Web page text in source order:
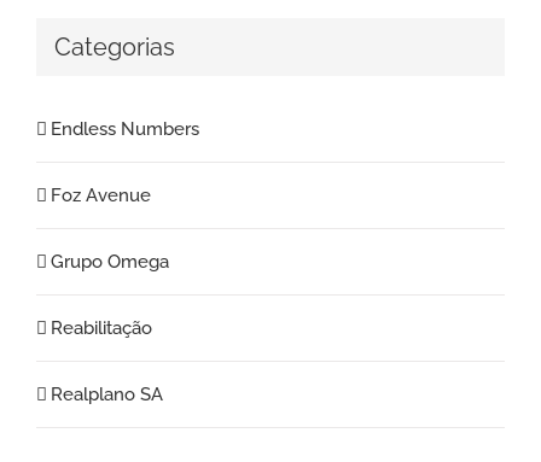
Categorias
Endless Numbers
Foz Avenue
Grupo Omega
Reabilitação
Realplano SA